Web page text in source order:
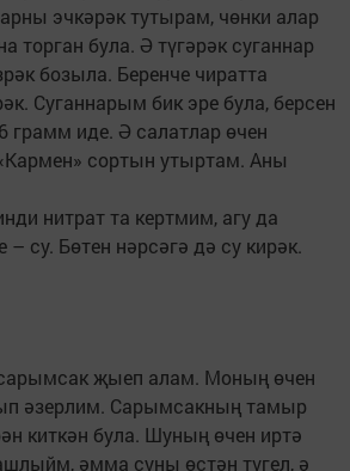
эчкәрәк тутырам, чөнки алар
торган була. Ә түгәрәк суганнар
бозыла. Беренче чиратта
Суганнарым бик эре була, берсен
грамм иде. Ә салатлар өчен
сортын утыртам. Аны
нитрат та кертмим, агу да
су. Бөтен нәрсәгә дә су кирәк.
җыеп алам. Моның өчен
әзерлим. Сарымсакның тамыр
киткән була. Шуның өчен иртә
әмма суны өстән түгел, ә